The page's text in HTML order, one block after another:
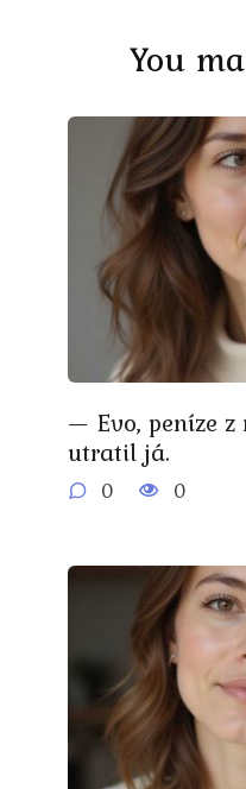
You
— Evo, peníze
utratil já.
0 0